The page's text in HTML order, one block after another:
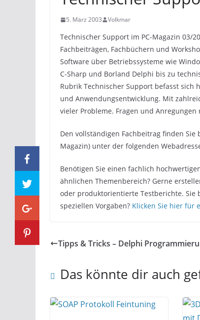
5. März 2003 Volkmar
Technischer Support im PC-Magazin 03/
Fachbeiträgen, Fachbüchern und
Software über Betriebssysteme wie
C-Sharp und Borland Delphi bis zu
Rubrik Technischer Support befasst sich
und Anwendungsentwicklung. Mit
vieler Probleme. Fragen und
Den vollständigen Fachbeitrag finden Sie
Magazin) unter der folgenden
Benötigen Sie einen fachlich
ähnlichen Themenbereich? Gerne
oder produktorientierte Testberichte. Sie
speziellen Vorgaben? Klicken Sie hier für
Tipps & Tricks – Delphi
Das könnte dir auch